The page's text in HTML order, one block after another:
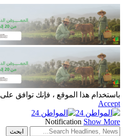
باستخدام هذا الموقع ، فإنك توافق على
Accept
Notification Show More